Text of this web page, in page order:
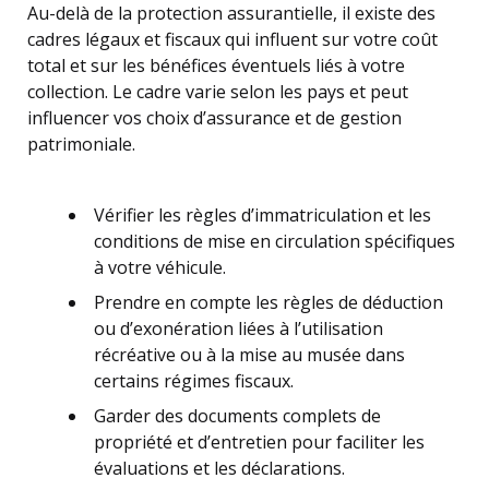
Au-delà de la protection assurantielle, il existe des
cadres légaux et fiscaux qui influent sur votre coût
total et sur les bénéfices éventuels liés à votre
collection. Le cadre varie selon les pays et peut
influencer vos choix d’assurance et de gestion
patrimoniale.
Vérifier les règles d’immatriculation et les
conditions de mise en circulation spécifiques
à votre véhicule.
Prendre en compte les règles de déduction
ou d’exonération liées à l’utilisation
récréative ou à la mise au musée dans
certains régimes fiscaux.
Garder des documents complets de
propriété et d’entretien pour faciliter les
évaluations et les déclarations.